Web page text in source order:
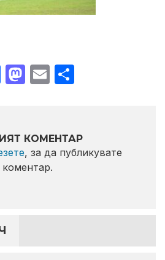
Facebook
Mastodon
Email
КОМЕНТАР
, за да публикувате
коментар.